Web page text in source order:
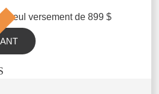
seul versement de 899 $